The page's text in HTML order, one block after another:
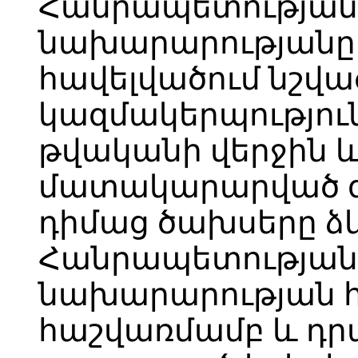
նախարարությանը
հավելվածում
թվականի վերջին
մատակարարված
դիմաց ծախսերը
հաշվառմամբ և